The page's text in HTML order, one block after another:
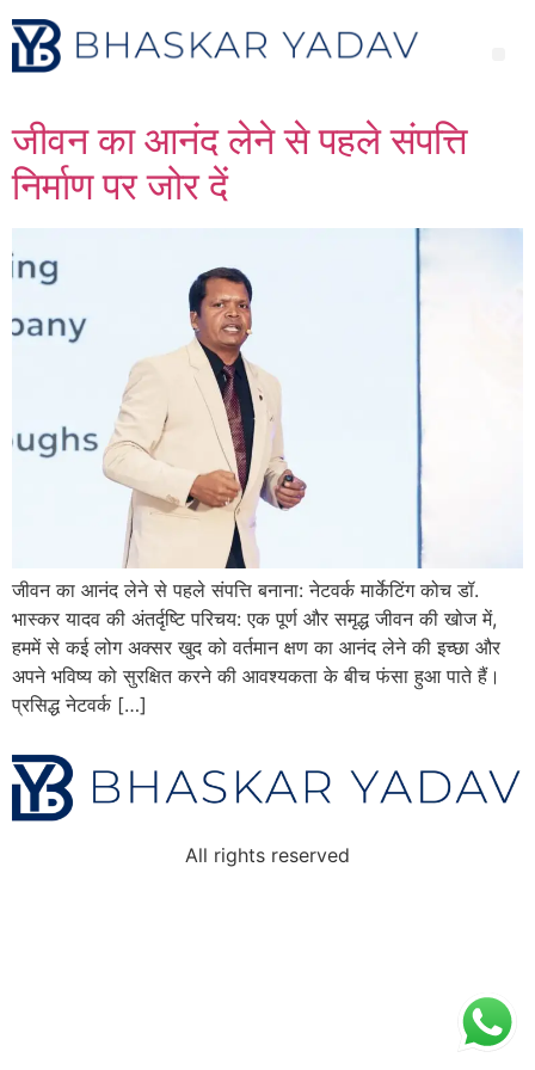
जीवन का आनंद लेने से पहले संपत्ति
निर्माण पर जोर दें
जीवन का आनंद लेने से पहले संपत्ति बनाना: नेटवर्क मार्केटिंग कोच डॉ.
भास्कर यादव की अंतर्दृष्टि परिचय: एक पूर्ण और समृद्ध जीवन की खोज में,
हममें से कई लोग अक्सर खुद को वर्तमान क्षण का आनंद लेने की इच्छा और
अपने भविष्य को सुरक्षित करने की आवश्यकता के बीच फंसा हुआ पाते हैं।
प्रसिद्ध नेटवर्क […]
All rights reserved